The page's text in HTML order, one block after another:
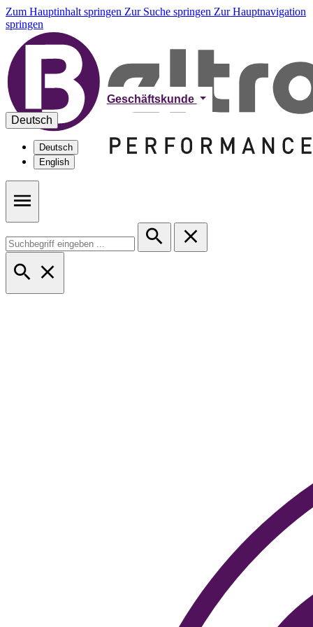
Zum Hauptinhalt springen Zur Suche springen Zur Hauptnavigation
springen
Geschäftskunde
Deutsch
Deutsch
English